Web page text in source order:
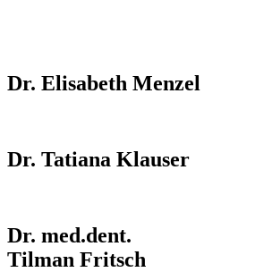
Dr. Elisabeth Menzel
Dr. Tatiana Klauser
Dr. med.dent.
Tilman Fritsch